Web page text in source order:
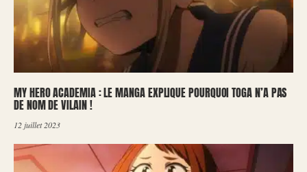
MY HERO ACADEMIA : LE MANGA EXPLIQUE POURQUOI TOGA N’A PAS
DE NOM DE VILAIN !
12 juillet 2023